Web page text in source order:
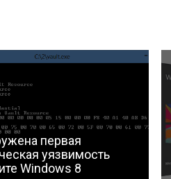
первая
уязвимость
Windows 8